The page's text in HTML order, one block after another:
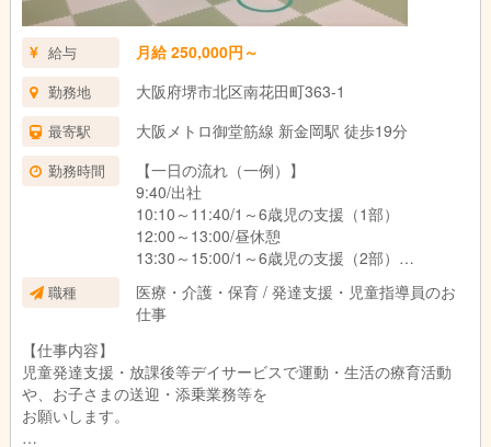
給与 月給 250,000円～
勤務地 大阪府堺市北区南花田町363-1
最寄駅 大阪メトロ御堂筋線 新金岡駅 徒歩19分
勤務時間
【一日の流れ（一例）】
9:40/出社
10:10～11:40/1～6歳児の支援（1部）
12:00～13:00/昼休憩
13:30～15:00/1～6歳児の支援（2部）
16:20～17:40/6～12歳児の支援
18:00～18:30/片付け、送迎
18:40/退社
ィング
などがございます。
職種
医療・介護・保育 / 発達支援・児童指導員のお
仕事
【仕事内容】
児童発達支援・放課後等デイサービスで運動・生活の療育活動
や、お子さまの送迎・添乗業務等を
お願いします。